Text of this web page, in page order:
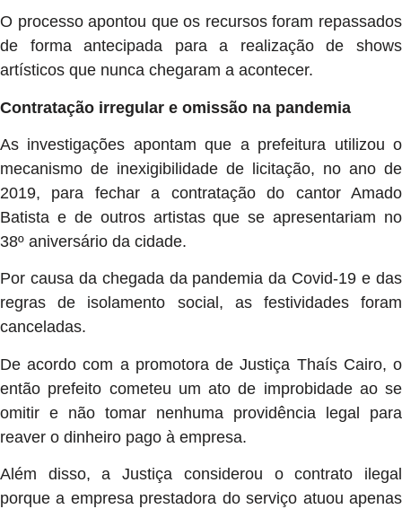
O processo apontou que os recursos foram repassados
de forma antecipada para a realização de shows
artísticos que nunca chegaram a acontecer.
Contratação irregular e omissão na pandemia
As investigações apontam que a prefeitura utilizou o
mecanismo de inexigibilidade de licitação, no ano de
2019, para fechar a contratação do cantor Amado
Batista e de outros artistas que se apresentariam no
38º aniversário da cidade.
Por causa da chegada da pandemia da Covid-19 e das
regras de isolamento social, as festividades foram
canceladas.
De acordo com a promotora de Justiça Thaís Cairo, o
então prefeito cometeu um ato de improbidade ao se
omitir e não tomar nenhuma providência legal para
reaver o dinheiro pago à empresa.
Além disso, a Justiça considerou o contrato ilegal
porque a empresa prestadora do serviço atuou apenas